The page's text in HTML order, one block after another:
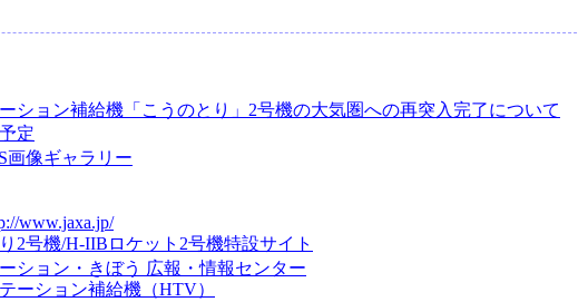
ション補給機「こうのとり」2号機の大気圏への再突入完了について
定
画像ギャラリー
www.jaxa.jp/
2号機/H-IIBロケット2号機特設サイト
ション・きぼう 広報・情報センター
ーション補給機（HTV）